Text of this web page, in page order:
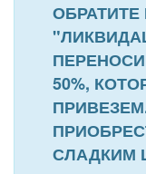
50%,
СЛАДКИМ